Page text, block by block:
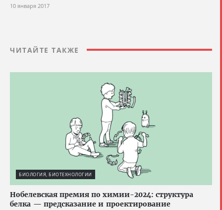
10 января 2017
ЧИТАЙТЕ ТАКЖЕ
БИОЛОГИЯ, БИОТЕХНОЛОГИИ
Нобелевская премия по химии-2024: структура
белка — предсказание и проектирование